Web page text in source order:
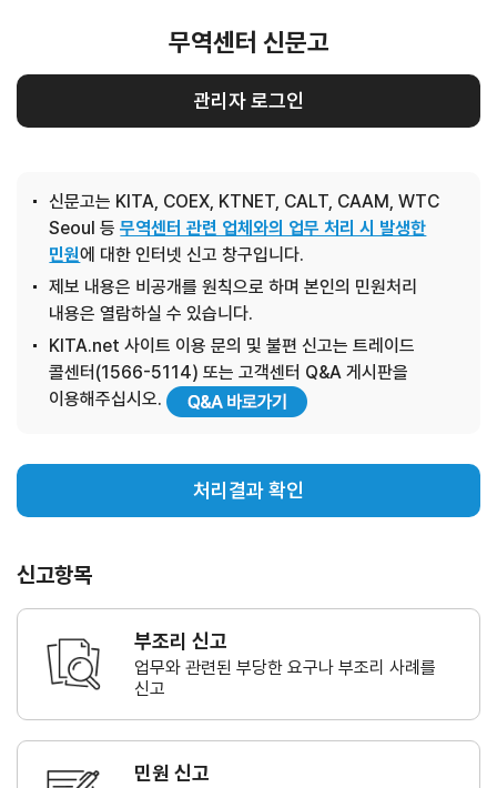
무역센터 신문고
관리자 로그인
신문고는 KITA, COEX, KTNET, CALT, CAAM, WTC
Seoul 등무역센터 관련 업체와의 업무 처리 시 발생한
민원에 대한 인터넷 신고 창구입니다.
제보 내용은 비공개를 원칙으로 하며 본인의 민원처리
내용은 열람하실 수 있습니다.
KITA.net 사이트 이용 문의 및 불편 신고는 트레이드
콜센터(1566-5114) 또는 고객센터 Q&A 게시판을
이용해주십시오.
처리결과 확인
신고항목
부조리 신고
업무와 관련된 부당한 요구나 부조리 사례를
신고
민원 신고